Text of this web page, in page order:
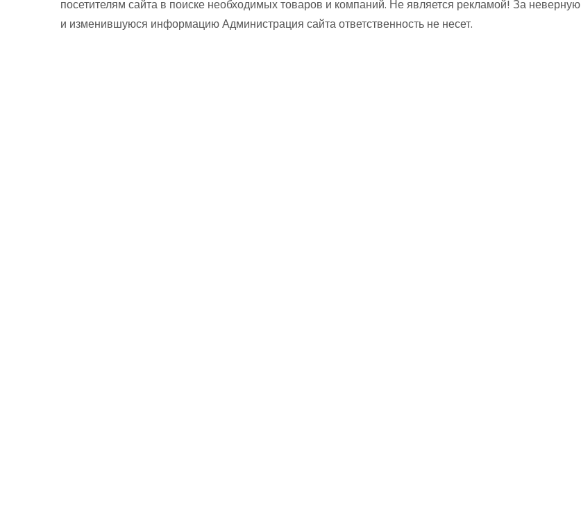
посетителям сайта в поиске необходимых товаров и компаний. Не является рекламой! За неверную
и изменившуюся информацию Администрация сайта ответственность не несет.